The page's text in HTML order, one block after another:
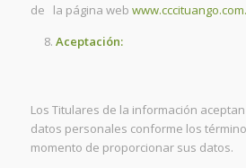
de la página web
Aceptación:
Los Titulares de la información
datos personales conforme los
momento de proporcionar sus datos.